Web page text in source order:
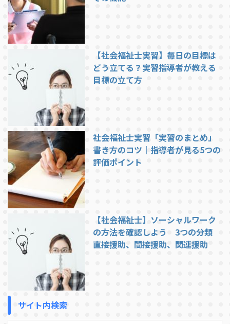
【社会福祉士実習】毎日の目標は
どう立てる？実習指導者が教える
目標の立て方
社会福祉士実習「実習のまとめ」
書き方のコツ｜指導者が見る5つの
評価ポイント
【社会福祉士】ソーシャルワーク
の方法を確認しよう 3つの分類
直接援助、間接援助、関連援助
サイト内検索